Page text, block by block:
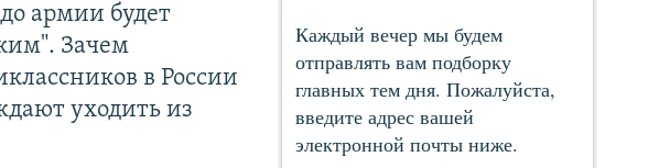
армии будет
Зачем
в России
уходить из